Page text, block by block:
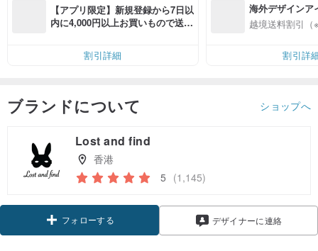
【アプリ限定】新規登録から7日以
内に4,000円以上お買いもので送料
割引詳細
海外デザインア
入
越境送料割引（
割引詳
ブランドについて ショップへ
Lost and find
香港
5 (1,145)
フォローする デザイナーに連絡